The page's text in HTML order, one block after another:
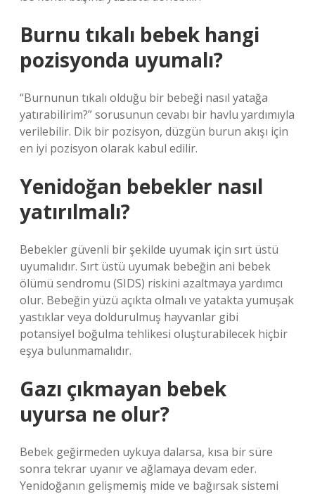
Burnu tıkalı bebek hangi
pozisyonda uyumalı?
“Burnunun tıkalı olduğu bir bebeği nasıl yatağa
yatırabilirim?” sorusunun cevabı bir havlu yardımıyla
verilebilir. Dik bir pozisyon, düzgün burun akışı için
en iyi pozisyon olarak kabul edilir.
Yenidoğan bebekler nasıl
yatırılmalı?
Bebekler güvenli bir şekilde uyumak için sırt üstü
uyumalıdır. Sırt üstü uyumak bebeğin ani bebek
ölümü sendromu (SIDS) riskini azaltmaya yardımcı
olur. Bebeğin yüzü açıkta olmalı ve yatakta yumuşak
yastıklar veya doldurulmuş hayvanlar gibi
potansiyel boğulma tehlikesi oluşturabilecek hiçbir
eşya bulunmamalıdır.
Gazı çıkmayan bebek
uyursa ne olur?
Bebek geğirmeden uykuya dalarsa, kısa bir süre
sonra tekrar uyanır ve ağlamaya devam eder.
Yenidoğanın gelişmemiş mide ve bağırsak sistemi